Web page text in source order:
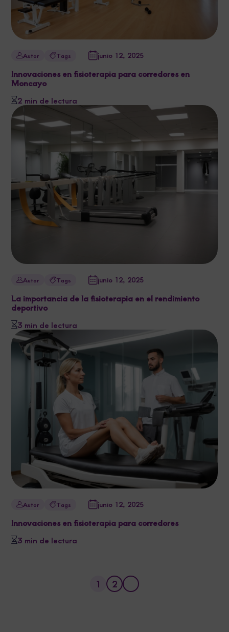
Autor Tags junio 12, 2025
Innovaciones en fisioterapia para corredores en
Moncayo
2 min de lectura
Autor Tags junio 12, 2025
La importancia de la fisioterapia en el rendimiento
deportivo
3 min de lectura
Autor Tags junio 12, 2025
Innovaciones en fisioterapia para corredores
3 min de lectura
1 2